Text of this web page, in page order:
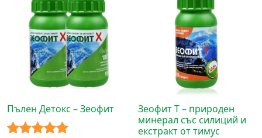
Пълен Детокс – Зеофит
Зеофит Т – природен
минерал със силиций и
екстракт от тимус